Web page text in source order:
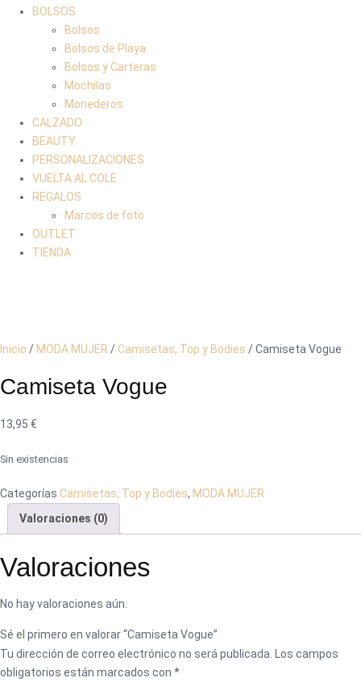
BOLSOS
Bolsos
Bolsos de Playa
Bolsos y Carteras
Mochilas
Monederos
CALZADO
BEAUTY
PERSONALIZACIONES
VUELTA AL COLE
REGALOS
Marcos de foto
OUTLET
TIENDA
Inicio / MODA MUJER /Camisetas, Top y Bodies / Camiseta Vogue
Camiseta Vogue
13,95 €
Sin existencias
Categorías Camisetas, Top y Bodies, MODA MUJER
Valoraciones (0)
Valoraciones
No hay valoraciones aún.
Sé el primero en valorar “Camiseta Vogue”
Tu dirección de correo electrónico no será publicada.
Los campos
obligatorios están marcados con *